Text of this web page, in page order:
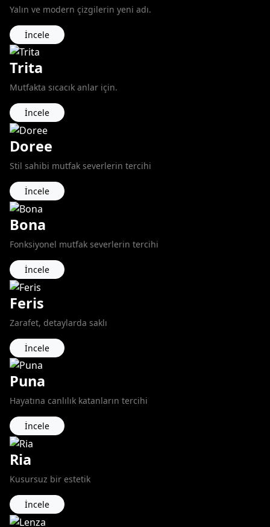
Yalın ve modern çizgilerin yeni adı.
İncele
Trita
Mutfakta sıcacık anlar için.
İncele
Doree
Stil sahibi mutfak severlerin tercihi
İncele
Bona
Fonksiyonel mutfak severlerin tercihi
İncele
Feris
Zarafet, detaylarda saklı
İncele
Puna
Hayatına canlılık katanların tercihi
İncele
Ria
Kusursuz bir estetik
İncele